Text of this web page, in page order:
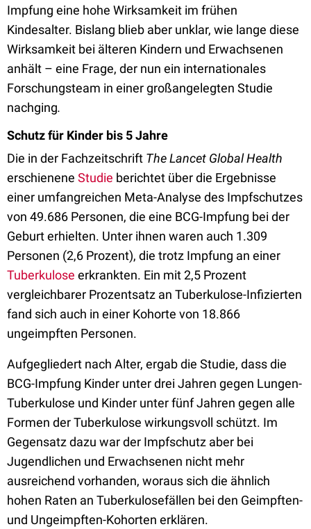
Impfung eine hohe Wirksamkeit im frühen
Kindesalter. Bislang blieb aber unklar, wie lange diese
Wirksamkeit bei älteren Kindern und Erwachsenen
anhält – eine Frage, der nun ein internationales
Forschungsteam in einer großangelegten Studie
nachging.
Schutz für Kinder bis 5 Jahre
Die in der Fachzeitschrift The Lancet Global Health
erschienene Studie berichtet über die Ergebnisse
einer umfangreichen Meta-Analyse des Impfschutzes
von 49.686 Personen, die eine BCG-Impfung bei der
Geburt erhielten. Unter ihnen waren auch 1.309
Personen (2,6 Prozent), die trotz Impfung an einer
Tuberkulose erkrankten. Ein mit 2,5 Prozent
vergleichbarer Prozentsatz an Tuberkulose-Infizierten
fand sich auch in einer Kohorte von 18.866
ungeimpften Personen.
Aufgegliedert nach Alter, ergab die Studie, dass die
BCG-Impfung Kinder unter drei Jahren gegen Lungen-
Tuberkulose und Kinder unter fünf Jahren gegen alle
Formen der Tuberkulose wirkungsvoll schützt. Im
Gegensatz dazu war der Impfschutz aber bei
Jugendlichen und Erwachsenen nicht mehr
ausreichend vorhanden, woraus sich die ähnlich
hohen Raten an Tuberkulosefällen bei den Geimpften-
und Ungeimpften-Kohorten erklären.